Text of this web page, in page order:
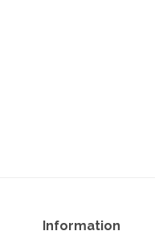
Information